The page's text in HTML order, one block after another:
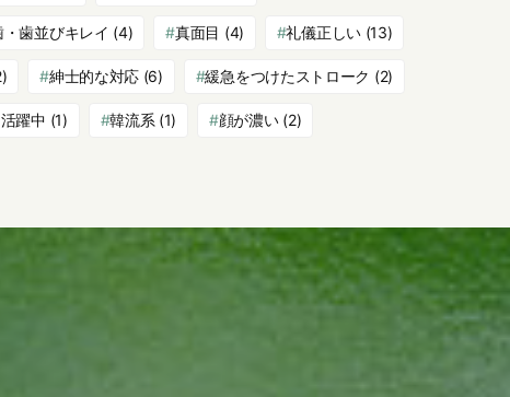
歯並びキレイ (4) 真面目 (4) 礼儀正しい(13)
紳士的な対応 (6) 緩急をつけたストローク (2)
躍中 (1) 韓流系 (1) 顔が濃い(2)